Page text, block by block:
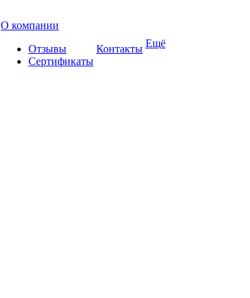
О компании
Отзывы
Сертификаты
Контакты Ещё